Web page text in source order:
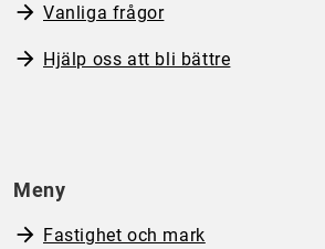
Vanliga frågor
Hjälp oss att bli bättre
Meny
Fastighet och mark